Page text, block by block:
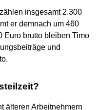
insgesamt 2.300
er demnach um 460
Euro brutto bleiben Timo
und
älteren Arbeitnehmern